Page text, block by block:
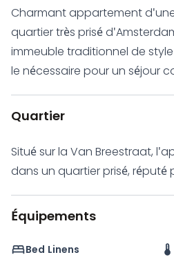
Charmant appartement
quartier très prisé
immeuble traditionnel de
le nécessaire pour un séjour
toutes les commodités,
de caractère, avec de hauts
décoratifs typiques du
japonaises Shoji. Le salon est
de deux fauteuils, d'une
travail dédié, avec de
Quartier
Situé sur la Van Breestraat,
dans un quartier prisé, réputé
son ambiance locale animée.
par les transports en
connexions rapides vers le
Équipements
Bed Linens